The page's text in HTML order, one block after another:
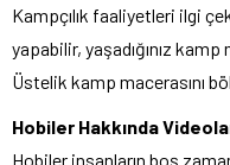
Kampçılık faaliyetleri ilgi
yapabilir, yaşadığınız
Üstelik kamp macerasını
Hobiler Hakkında
Hobiler insanların boş